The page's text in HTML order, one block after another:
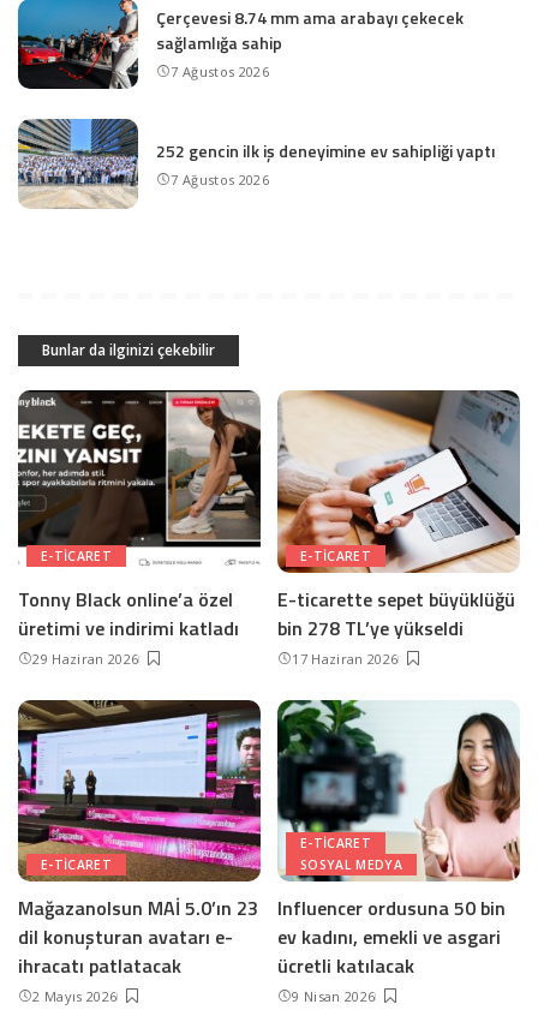
Çerçevesi 8.74 mm ama arabayı çekecek
sağlamlığa sahip
7 Ağustos 2026
252 gencin ilk iş deneyimine ev sahipliği yaptı
7 Ağustos 2026
Bunlar da ilginizi çekebilir
E-TICARET
Tonny Black online’a özel
üretimi ve indirimi katladı
29 Haziran 2026
E-TICARET
E-ticarette sepet büyüklüğü
bin 278 TL’ye yükseldi
17 Haziran 2026
E-TICARET
Mağazanolsun MAİ 5.0’ın 23
dil konuşturan avatarı e-
ihracatı patlatacak
2 Mayıs 2026
E-TICARET
SOSYAL MEDYA
Influencer ordusuna 50 bin
ev kadını, emekli ve asgari
ücretli katılacak
9 Nisan 2026